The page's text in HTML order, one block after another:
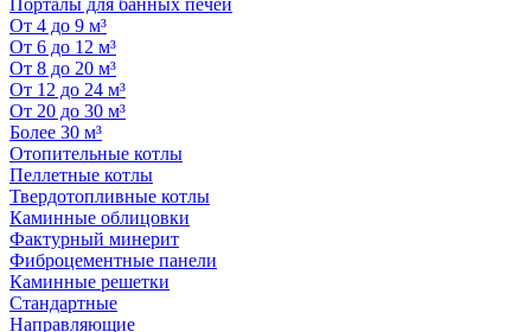
Порталы для банных печей
От 4 до 9 м³
От 6 до 12 м³
От 8 до 20 м³
От 12 до 24 м³
От 20 до 30 м³
Более 30 м³
Отопительные котлы
Пеллетные котлы
Твердотопливные котлы
Каминные облицовки
Фактурный минерит
Фиброцементные панели
Каминные решетки
Стандартные
Направляющие